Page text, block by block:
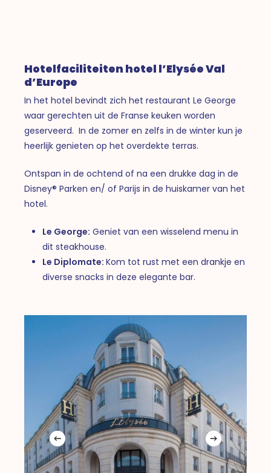
Hotelfaciliteiten hotel l’Elysée Val
d’Europe
In het hotel bevindt zich het restaurant Le George
waar gerechten uit de Franse keuken worden
geserveerd. In de zomer en zelfs in de winter kun je
heerlijk genieten op het overdekte terras.
Ontspan in de ochtend of na een drukke dag in de
Disney® Parken en/ of Parijs in de huiskamer van het
hotel.
Le George: Geniet van een wisselend menu in
dit steakhouse.
Le Diplomate:Kom tot rust met een drankje en
diverse snacks in deze elegante bar.